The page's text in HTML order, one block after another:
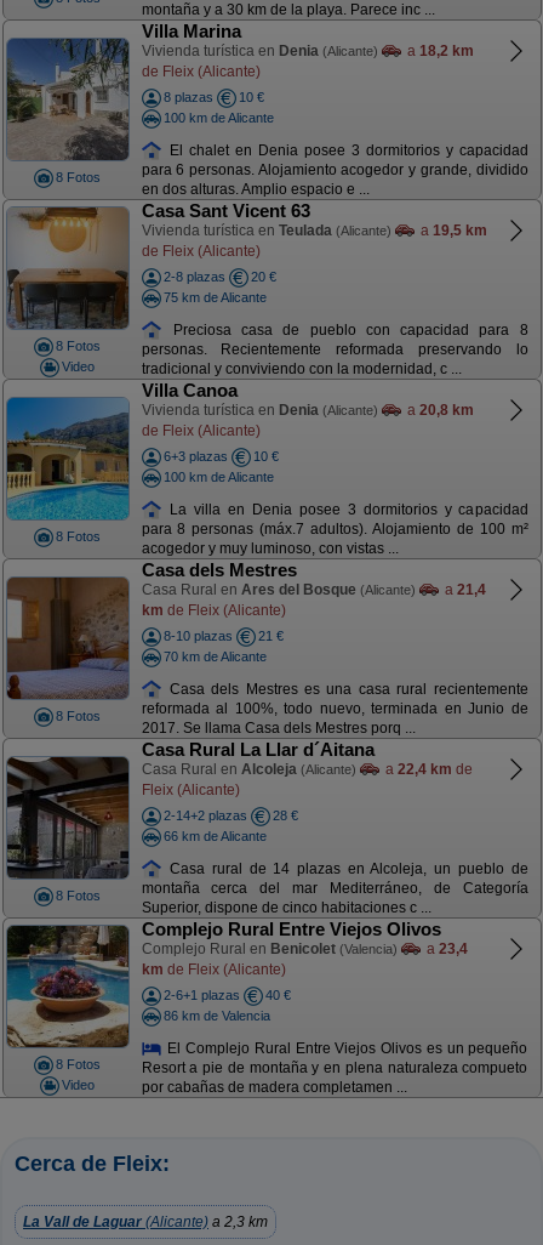
montaña y a 30 km de la playa. Parece inc ...
8 Fotos
Villa Marina
Vivienda turística en Denia (Alicante) a 18,2 km
de Fleix (Alicante)
8 plazas
10 €
100 km de Alicante
El chalet en Denia posee 3 dormitorios y capacidad
para 6 personas. Alojamiento acogedor y grande, dividido
en dos alturas. Amplio espacio e ...
8 Fotos
Video
Casa Sant Vicent 63
Vivienda turística en Teulada (Alicante) a 19,5 km
de Fleix (Alicante)
2-8 plazas
20 €
75 km de Alicante
Preciosa casa de pueblo con capacidad para 8
personas. Recientemente reformada preservando lo
tradicional y conviviendo con la modernidad, c ...
8 Fotos
Villa Canoa
Vivienda turística en Denia (Alicante) a 20,8 km
de Fleix (Alicante)
6+3 plazas
10 €
100 km de Alicante
La villa en Denia posee 3 dormitorios y capacidad
para 8 personas (máx.7 adultos). Alojamiento de 100 m²
acogedor y muy luminoso, con vistas ...
8 Fotos
Casa dels Mestres
Casa Rural en Ares del Bosque (Alicante) a 21,4
km de Fleix (Alicante)
8-10 plazas
21 €
70 km de Alicante
Casa dels Mestres es una casa rural recientemente
reformada al 100%, todo nuevo, terminada en Junio de
2017. Se llama Casa dels Mestres porq ...
8 Fotos
Casa Rural La Llar d´Aitana
Casa Rural en Alcoleja (Alicante) a 22,4 km de
Fleix (Alicante)
2-14+2 plazas
28 €
66 km de Alicante
Casa rural de 14 plazas en Alcoleja, un pueblo de
montaña cerca del mar Mediterráneo, de Categoría
Superior, dispone de cinco habitaciones c ...
8 Fotos
Video
Complejo Rural Entre Viejos Olivos
Complejo Rural en Benicolet (Valencia) a 23,4
km de Fleix (Alicante)
2-6+1 plazas
40 €
86 km de Valencia
El Complejo Rural Entre Viejos Olivos es un pequeño
Resort a pie de montaña y en plena naturaleza compueto
por cabañas de madera completamen ...
Cerca de Fleix:
La Vall de Laguar (Alicante) a 2,3 km